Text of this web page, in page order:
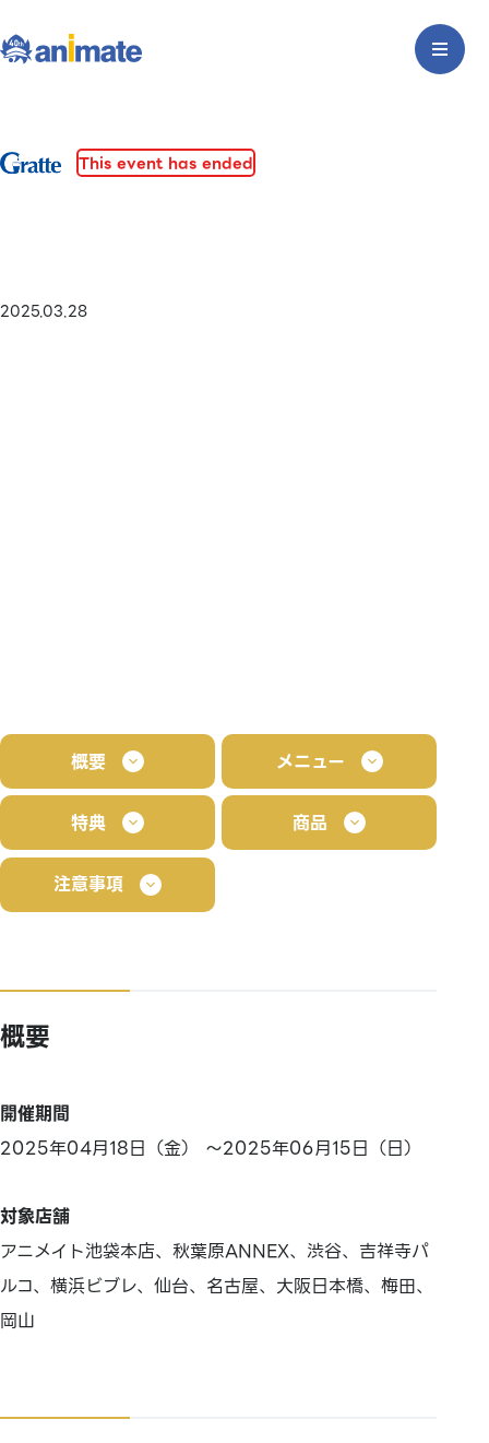
This event has ended
2025.03.28
概要 メニュー
特典 商品
注意事項
概要
開催期間
2025年04月18日（金） ～2025年06月15日（日）
対象店舗
アニメイト池袋本店、秋葉原ANNEX、渋谷、吉祥寺パ
ルコ、横浜ビブレ、仙台、名古屋、大阪日本橋、梅田、
岡山